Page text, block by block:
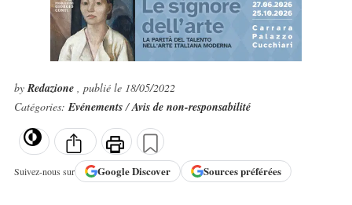
byRedazione , publié le 18/05/2022
Catégories:Evénements/Avis de non-responsabilité
Suivez-nous sur GoogleDiscover Sources préférées